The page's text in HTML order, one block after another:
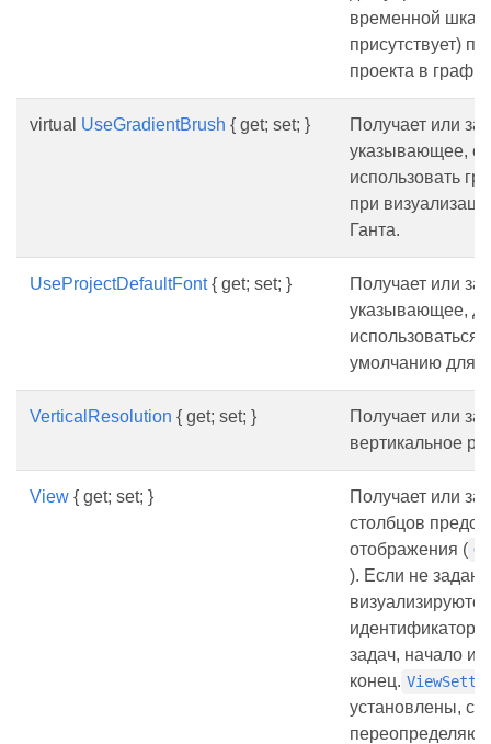
временной
присутствует)
проекта в
virtual UseGradientBrush { get; set; }
Получает или
указывающее,
использовать
при
Ганта.
UseProjectDefaultFont{ get; set; }
Получает или
указывающее,
использоваться
умолчанию для
VerticalResolution { get; set; }
Получает или
вертикальное
View { get; set; }
Получает или
столбцов
отображения (
). Если не
задач, начало и
конец.
установлены,